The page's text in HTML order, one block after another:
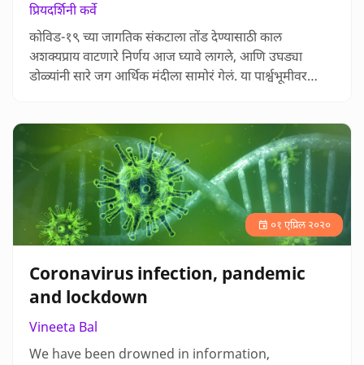
प्रियदर्शिनी कर्वे
कोविड-१९ च्या जागतिक संकटाला तोंड देण्यासाठी काल
अशक्यप्राय वाटणारे निर्णय आज घ्यावे लागले, आणि उघड्या
डोळ्यांनी सारे जग आर्थिक मंदीला सामोरं गेलं. या पार्श्वभूमीवर
हिंमत जगभरातील शासनांनी दाखवली, तशीच जागतिक वातावरण
बदलाच्या संकटाला तोंड देण्याची हिंमत दाखवली जाईल का? (२)
कोव…
Coronavirus infection, pandemic
and lockdown
Vineeta Bal
०१ एप्रिल २०२०
We have been drowned in information,